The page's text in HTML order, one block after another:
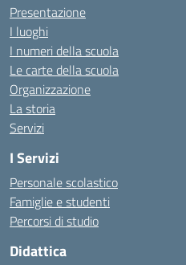
Presentazione
I luoghi
I numeri della scuola
Le carte della scuola
Organizzazione
La storia
Servizi
I Servizi
Personale scolastico
Famiglie e studenti
Percorsi di studio
Didattica